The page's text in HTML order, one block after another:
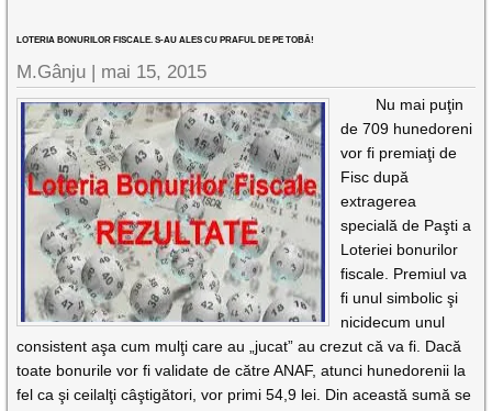
LOTERIA BONURILOR FISCALE. S-AU ALES CU PRAFUL DE PE TOBĂ!
M.Gânju | mai 15, 2015
Nu mai puţin
de 709 hunedoreni
vor fi premiaţi de
Fisc după
extragerea
specială de Paşti a
Loteriei bonurilor
fiscale. Premiul va
fi unul simbolic şi
nicidecum unul
consistent aşa cum mulţi care au „jucat” au crezut că va fi. Dacă
toate bonurile vor fi validate de către ANAF, atunci hunedorenii la
fel ca şi ceilalţi câştigători, vor primi 54,9 lei. Din această sumă se